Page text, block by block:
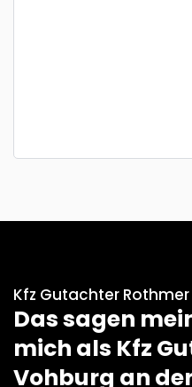
Kfz Gutachter Rothmer
Das sagen
mich als Kfz
Vohburg an